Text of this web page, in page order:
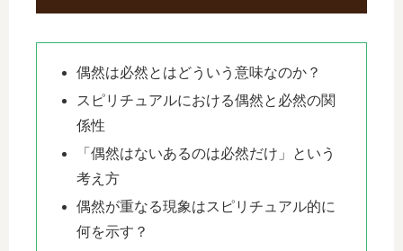
偶然は必然とはどういう意味なのか？
スピリチュアルにおける偶然と必然の関
係性
「偶然はないあるのは必然だけ」という
考え方
偶然が重なる現象はスピリチュアル的に
何を示す？